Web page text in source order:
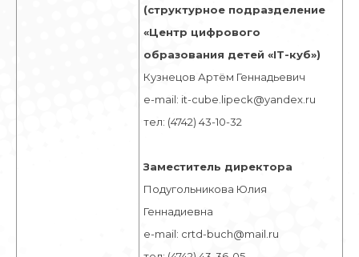
(структурное подразделение
«Центр цифрового
образования детей «IT-куб»)
Кузнецов Артём Геннадьевич
e-mail: it-cube.lipeck@yandex.ru
тел: (4742) 43-10-32
Заместитель директора
Подугольникова Юлия
Геннадиевна
e-mail: crtd-buch@mail.ru